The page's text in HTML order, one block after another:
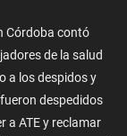
Córdoba contó
de la salud
a los despidos y
despedidos
a ATE y reclamar